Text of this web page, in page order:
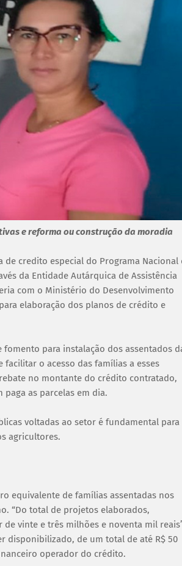
e reforma ou construção da moradia
credito especial do Programa Nacional
da Entidade Autárquica de Assistência
com o Ministério do Desenvolvimento
elaboração dos planos de crédito e
para instalação dos assentados
o acesso das famílias a esses
no montante do crédito contratado,
as parcelas em dia.
voltadas ao setor é fundamental para
agricultores.
equivalente de famílias assentadas nos
“Do total de projetos elaborados,
vinte e três milhões e noventa mil
disponibilizado, de um total de até R$ 50
operador do crédito.